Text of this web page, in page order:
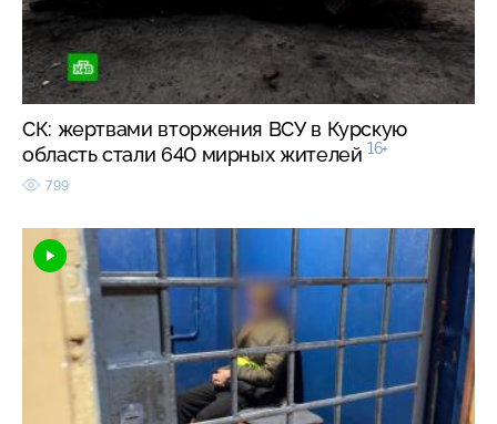
СК: жертвами вторжения ВСУ в Курскую
область стали 640 мирных жителей 16+
799